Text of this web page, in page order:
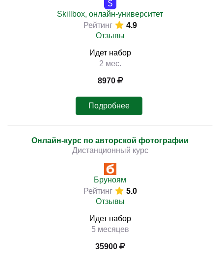
Skillbox, онлайн-университет
Рейтинг
4.9
Отзывы
Идет набор
2 мес.
8970
Подробнее
Онлайн-курс по авторской фотографии
Дистанционный курс
Бруноям
Рейтинг
5.0
Отзывы
Идет набор
5 месяцев
35900